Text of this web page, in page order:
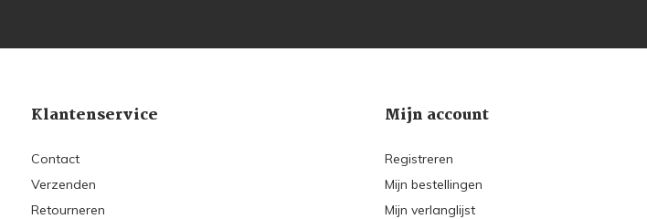
Klantenservice
Contact
Verzenden
Retourneren
Mijn account
Registreren
Mijn bestellingen
Mijn verlanglijst